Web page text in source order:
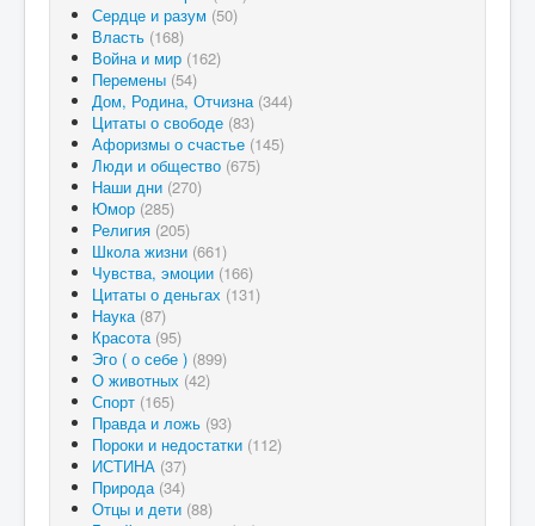
Сердце и разум (50)
Власть (168)
Война и мир (162)
Перемены (54)
Дом, Родина, Отчизна (344)
Цитаты о свободе (83)
Афоризмы о счастье (145)
Люди и общество (675)
Наши дни (270)
Юмор (285)
Религия (205)
Школа жизни (661)
Чувства, эмоции (166)
Цитаты о деньгах (131)
Наука (87)
Красота (95)
Эго ( о себе ) (899)
О животных (42)
Спорт (165)
Правда и ложь (93)
Пороки и недостатки (112)
ИСТИНА (37)
Природа (34)
Отцы и дети (88)